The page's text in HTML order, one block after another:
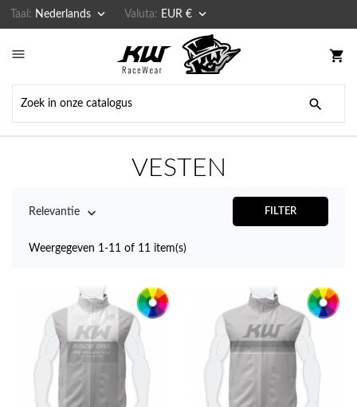
Taal: Nederlands  Valuta: EUR € 
 shopping_cart

VESTEN
Relevantie  FILTER
Weergegeven 1-11 of 11 item(s)